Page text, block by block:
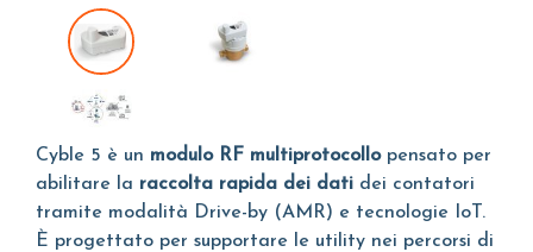
Cyble 5 è un modulo RF multiprotocollopensato per
abilitare la raccolta rapida dei dati dei contatori
tramite modalità Drive-by (AMR) e tecnologie IoT.
È progettato per supportare le utility nei percorsi di